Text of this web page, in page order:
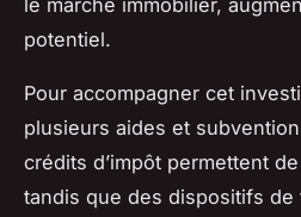
potentiel.
Pour accompagner cet
plusieurs aides et
crédits d’impôt permettent
tandis que des dispositifs de